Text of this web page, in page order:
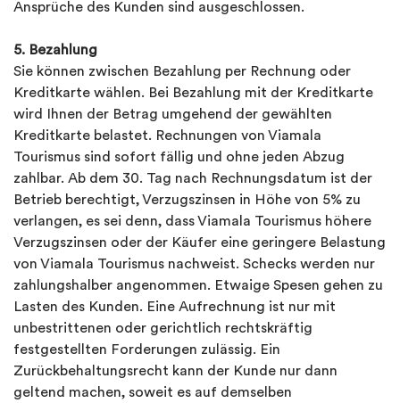
Ansprüche des Kunden sind ausgeschlossen.
5. Bezahlung
Sie können zwischen Bezahlung per Rechnung oder
Kreditkarte wählen. Bei Bezahlung mit der Kreditkarte
wird Ihnen der Betrag umgehend der gewählten
Kreditkarte belastet. Rechnungen von Viamala
Tourismus sind sofort fällig und ohne jeden Abzug
zahlbar. Ab dem 30. Tag nach Rechnungsdatum ist der
Betrieb berechtigt, Verzugszinsen in Höhe von 5% zu
verlangen, es sei denn, dass Viamala Tourismus höhere
Verzugszinsen oder der Käufer eine geringere Belastung
von Viamala Tourismus nachweist. Schecks werden nur
zahlungshalber angenommen. Etwaige Spesen gehen zu
Lasten des Kunden. Eine Aufrechnung ist nur mit
unbestrittenen oder gerichtlich rechtskräftig
festgestellten Forderungen zulässig. Ein
Zurückbehaltungsrecht kann der Kunde nur dann
geltend machen, soweit es auf demselben